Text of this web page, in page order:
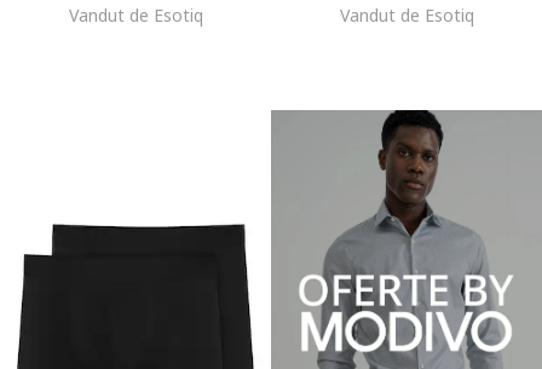
Vandut de Esotiq Vandut de Esotiq